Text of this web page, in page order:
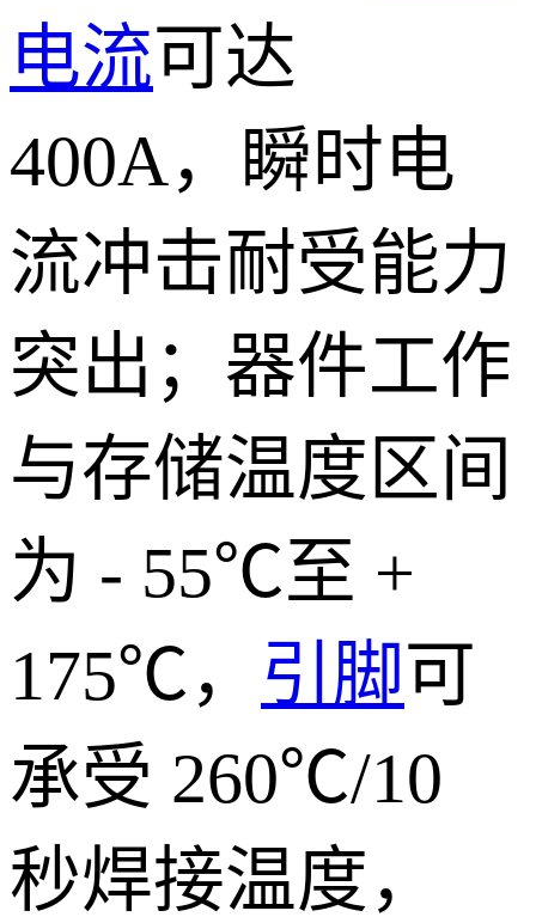
电流可达
400A，瞬时电
流冲击耐受能力
突出；器件工作
与存储温度区间
为 - 55℃至 +
175℃， 引脚可
承受 260℃/10
秒焊接温度，